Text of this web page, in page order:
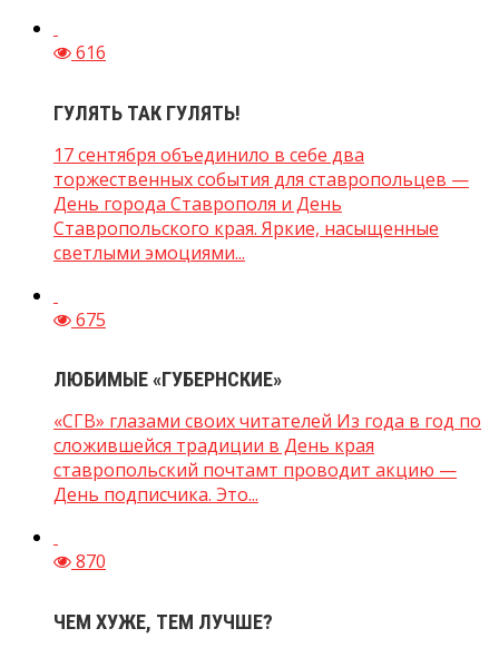
616
ГУЛЯТЬ ТАК ГУЛЯТЬ!
17 сентября объединило в себе два
торжественных события для ставропольцев —
День города Ставрополя и День
Ставропольского края. Яркие, насыщенные
светлыми эмоциями...
675
ЛЮБИМЫЕ «ГУБЕРНСКИЕ»
«СГВ» глазами своих читателей Из года в год по
сложившейся традиции в День края
ставропольский почтамт проводит акцию —
День подписчика. Это...
870
ЧЕМ ХУЖЕ, ТЕМ ЛУЧШЕ?